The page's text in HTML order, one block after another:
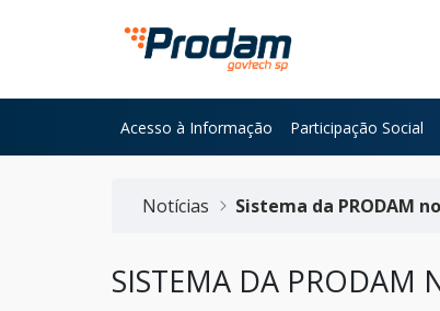
Pular para o Conteúdo principal
Acesso à Informação Participação Social
Notícias
Sistema da PRODAM
SISTEMA DA PRODAM